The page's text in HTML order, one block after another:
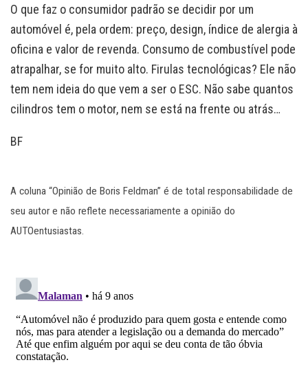
O que faz o consumidor padrão se decidir por um
automóvel é, pela ordem: preço, design, índice de alergia à
oficina e valor de revenda. Consumo de combustível pode
atrapalhar, se for muito alto. Firulas tecnológicas? Ele não
tem nem ideia do que vem a ser o ESC. Não sabe quantos
cilindros tem o motor, nem se está na frente ou atrás…
BF
A coluna “Opinião de Boris Feldman” é de total responsabilidade de
seu autor e não reflete necessariamente a opinião do
AUTOentusiastas.